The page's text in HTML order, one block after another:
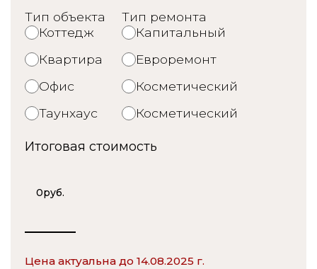
Тип объекта
Коттедж
Квартира
Офис
Таунхаус
Тип ремонта
Капитальный
Евроремонт
Косметический
Косметический
Итоговая стоимость
0руб.
Цена актуальна до 14.08.2025 г.